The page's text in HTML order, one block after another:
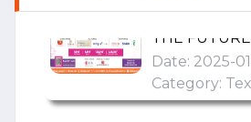
Category:
वैवाहिक सीजन की